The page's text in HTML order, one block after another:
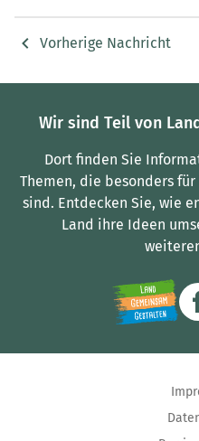
Vorherige Nachricht
Wir sind Teil von
Dort finden Sie
Themen, die besonders
sind. Entdecken Sie, wie
Land ihre Ideen